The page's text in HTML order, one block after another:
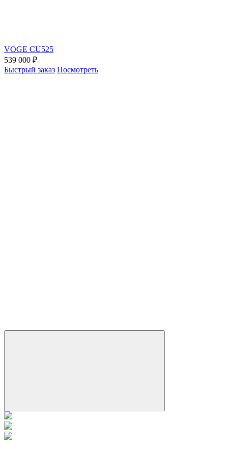
VOGE CU525
539 000 ₽
Быстрый заказ Посмотреть